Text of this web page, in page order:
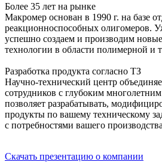
Более 35 лет на рынке
Макромер основан в 1990 г. на базе
реакционноспособных олигомеров.
успешно создаем и производим
технологии в области полимерной и
Разработка продукта согласно ТЗ
Научно-технический центр
сотрудников с глубоким
позволяет разрабатывать,
продукты по вашему техническому
с потребностями вашего
Скачать презентацию о компании